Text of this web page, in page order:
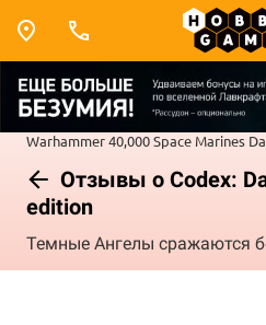
Warhammer 40,000Space Marines
Отзывы о Codex:
edition
Темные Ангелы сражаются